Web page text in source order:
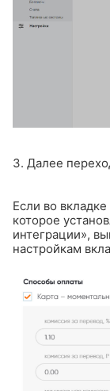
3. Далее
Если во
которое
интеграции»,
настройкам